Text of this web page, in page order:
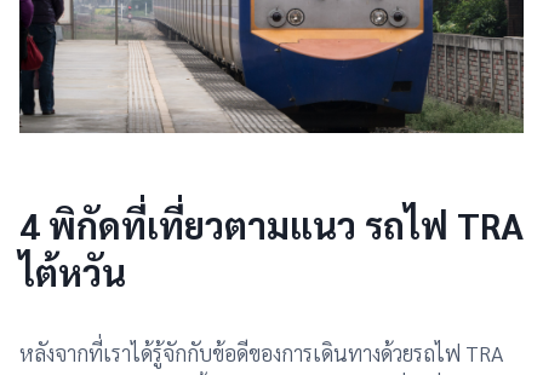
4 พิกัดที่เที่ยวตามแนว รถไฟ TRA
ไต้หวัน
หลังจากที่เราได้รู้จักกับข้อดีของการเดินทางด้วยรถไฟ TRA